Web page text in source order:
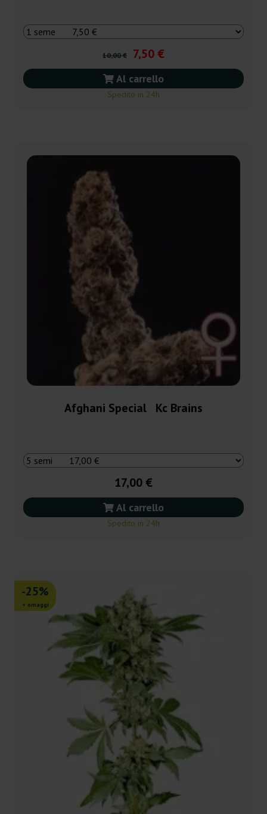
10,00 € 7,50 €
Al carrello
Spedito in 24h
Afghani Special Kc Brains
17,00 €
Al carrello
Spedito in 24h
-25%
+ omaggi